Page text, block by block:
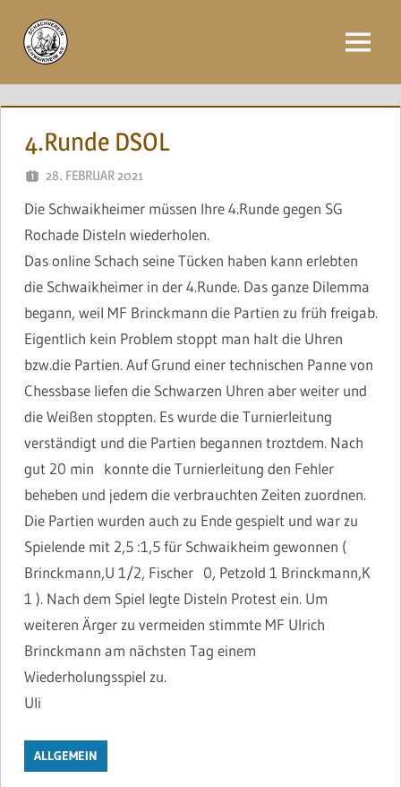
Inhalt
springen
Menü
4.Runde DSOL
28. FEBRUAR 2021
Die Schwaikheimer müssen Ihre 4.Runde gegen SG
Rochade Disteln wiederholen.
Das online Schach seine Tücken haben kann erlebten
die Schwaikheimer in der 4.Runde. Das ganze Dilemma
begann, weil MF Brinckmann die Partien zu früh freigab.
Eigentlich kein Problem stoppt man halt die Uhren
bzw.die Partien. Auf Grund einer technischen Panne von
Chessbase liefen die Schwarzen Uhren aber weiter und
die Weißen stoppten. Es wurde die Turnierleitung
verständigt und die Partien begannen troztdem. Nach
gut 20 min konnte die Turnierleitung den Fehler
beheben und jedem die verbrauchten Zeiten zuordnen.
Die Partien wurden auch zu Ende gespielt und war zu
Spielende mit 2,5 :1,5 für Schwaikheim gewonnen (
Brinckmann,U 1/2, Fischer 0, Petzold 1 Brinckmann,K
1 ). Nach dem Spiel legte Disteln Protest ein. Um
weiteren Ärger zu vermeiden stimmte MF Ulrich
Brinckmann am nächsten Tag einem
Wiederholungsspiel zu.
Uli
ALLGEMEIN